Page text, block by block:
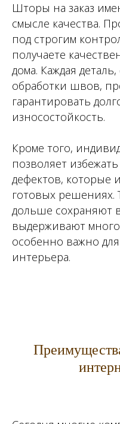
Шторы на заказ
смысле качества.
под строгим
получаете
дома. Каждая
обработки швов,
гарантировать
износостойкость.
Кроме того,
позволяет
дефектов, которые
готовых решениях.
дольше сохраняют
выдерживают
особенно важно
интерьера.